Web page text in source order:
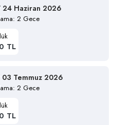
Haziran 2026
2 Gece
TL
Temmuz 2026
2 Gece
TL